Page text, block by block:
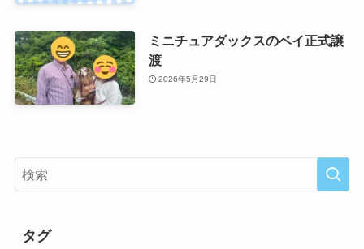
ミニチュアダックスのベイ正式譲
渡
2026年5月29日
タグ